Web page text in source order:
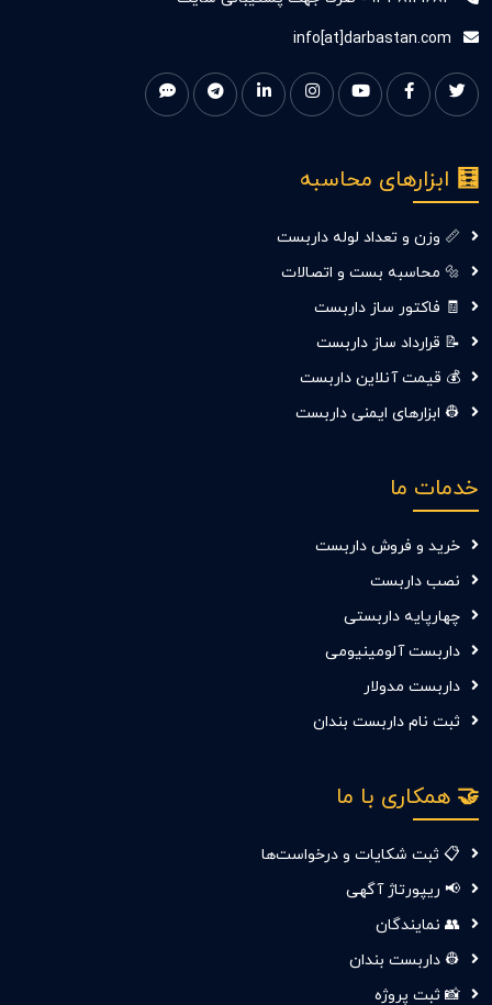
info[at]darbastan.com
🧮 ابزارهای محاسبه
📏 وزن و تعداد لوله داربست
🔩 محاسبه بست و اتصالات
🧾 فاکتور ساز داربست
📝 قرارداد ساز داربست
💰 قیمت آنلاین داربست
👷‍ ابزارهای ایمنی داربست
خدمات ما
خرید و فروش داربست
نصب داربست
چهارپایه داربستی
داربست آلومینیومی
داربست مدولار
ثبت نام داربست بندان
🤝 همکاری با ما
📋 ثبت شکایات و درخواست‌ها
📢 ریپورتاژ آگهی
👥 نمایندگان
👷 داربست بندان
📸 ثبت پروژه